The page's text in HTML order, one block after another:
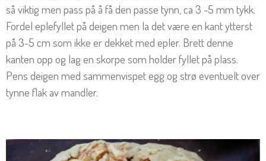
så viktig men pass på å få den passe tynn, ca 3 -5 mm tykk.
Fordel eplefyllet på deigen men la det være en kant ytterst
på 3-5 cm som ikke er dekket med epler. Brett denne
kanten opp og lag en skorpe som holder fyllet på plass.
Pens deigen med sammenvispet egg og strø eventuelt over
tynne flak av mandler.